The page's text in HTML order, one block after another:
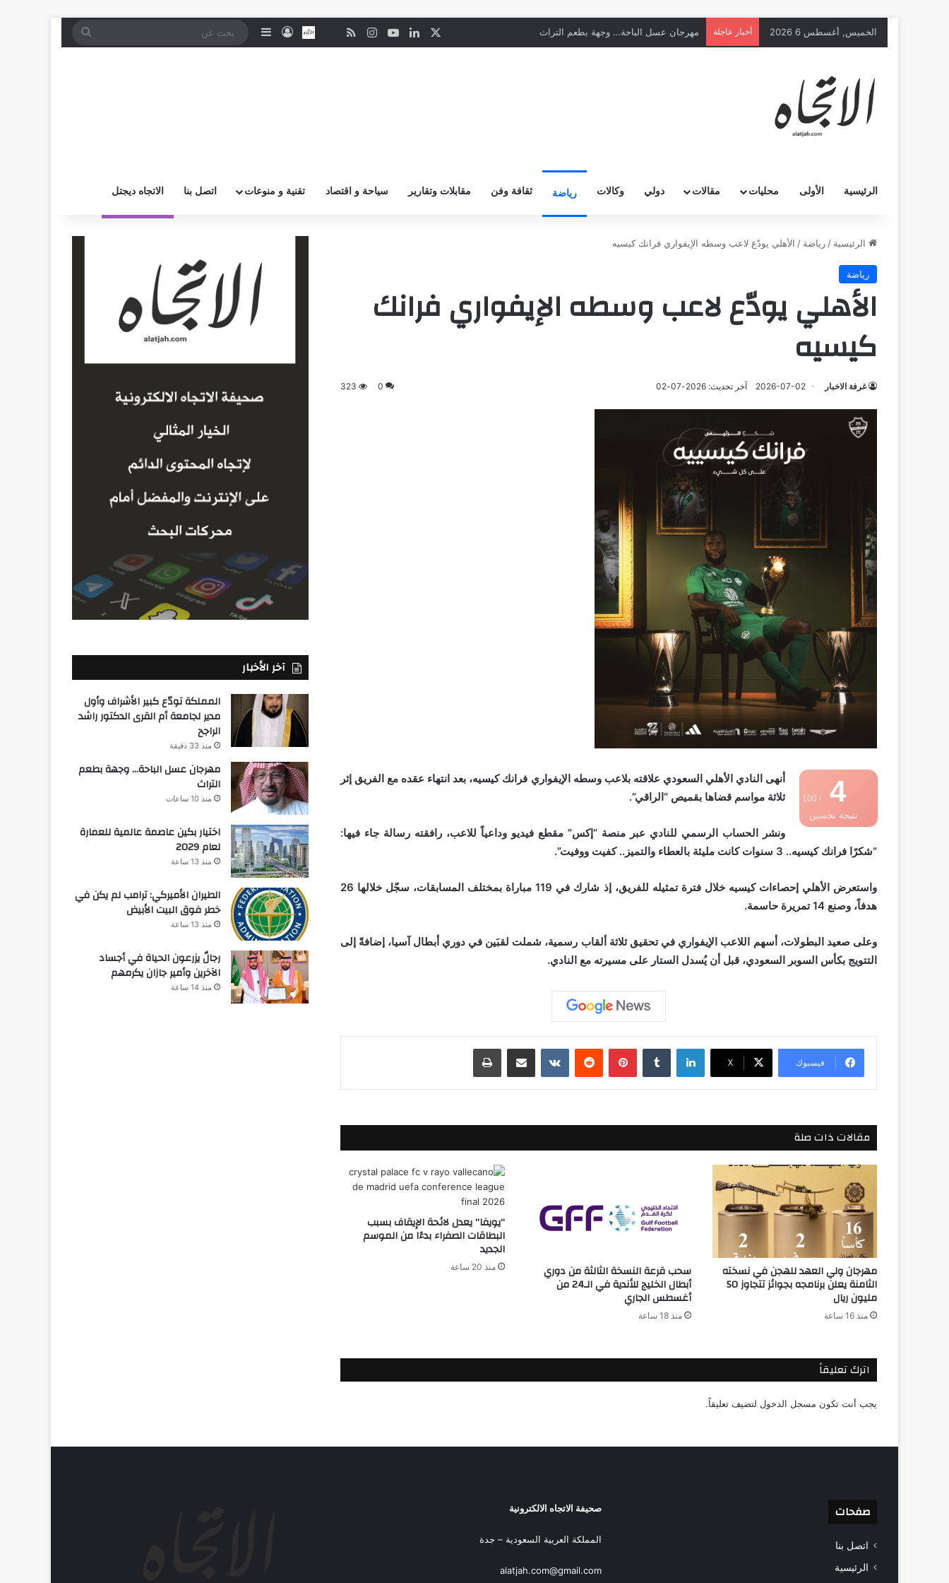
الخميس, أغسطس 6 2026 أخبار عاجلة مهرجان عسل الباحة… وجهة بطعم التراث لينكدإن‫YouTube
انستقرامملخص الموقع RSS
نبض اتصل بــنـا
تسجيل الدخول
إضافة عمود جانبي
بحث
الرئيسية الأولى محليات مقالات دولي وكالات رياضة ثقافة وفن مقابلات وتقارير سياحة و اقتصاد تقنية و منوعات اتصل بنا الاتجاه ديجتل
الرئيسية / رياضة / الأهلي يودّع لاعب وسطه الإيفواري فرانك كيسيه
رياضة
الأهلي يودّع لاعب وسطه الإيفواري فرانك
كيسيه
غرفة الاخبار 2026-07-02 آخر تحديث: 2026-07-02 0
323
4
/ 100
نتيجة تحسين
أنهى النادي الأهلي السعودي علاقته بلاعب وسطه الإيفواري فرانك كيسيه، بعد انتهاء عقده مع الفريق إثر
ثلاثة مواسم قضاها بقميص “الراقي”.
ونشر الحساب الرسمي للنادي عبر منصة “إكس” مقطع فيديو وداعياً للاعب، رافقته رسالة جاء فيها:
“شكرًا فرانك كيسيه.. 3 سنوات كانت مليئة بالعطاء والتميز.. كفيت ووفيت”.
واستعرض الأهلي إحصاءات كيسيه خلال فترة تمثيله للفريق، إذ شارك في 119 مباراة بمختلف المسابقات، سجّل خلالها 26
هدفاً، وصنع 14 تمريرة حاسمة.
وعلى صعيد البطولات، أسهم اللاعب الإيفواري في تحقيق ثلاثة ألقاب رسمية، شملت لقبَين في دوري أبطال آسيا، إضافةً إلى
التتويج بكأس السوبر السعودي، قبل أن يُسدل الستار على مسيرته مع النادي.
فيسبوك ‫X
لينكدإن بينتيريست مشاركة عبر البريد طباعة
مقالات ذات صلة
مهرجان ولي العهد للهجن في نسخته
الثامنة يعلن برنامجه بجوائز تتجاوز 50
مليون ريال
منذ 16 ساعة
سحب قرعة النسخة الثالثة من دوري
أبطال الخليج للأندية في الـ24 من
أغسطس الجاري
منذ 18 ساعة
“يويفا” يعدل لائحة الإيقاف بسبب
البطاقات الصفراء بدءًا من الموسم
الجديد
منذ 20 ساعة
اترك تعليقاً
يجب أنت تكون مسجل الدخول لتضيف تعليقاً.
آخر الأخبار
المملكة تودّع كبير الأشراف وأول
مدير لجامعة أم القرى الدكتور راشد
الراجح
منذ 33 دقيقة
مهرجان عسل الباحة… وجهة بطعم
التراث
منذ 10 ساعات
اختيار بكين عاصمة عالمية للعمارة
لعام 2029
منذ 13 ساعة
الطيران الأميركي: ترامب لم يكن في
خطر فوق البيت الأبيض
منذ 13 ساعة
رجالٌ يزرعون الحياة في أجساد
الآخرين وأمير جازان يكرمهم
منذ 14 ساعة
صفحات
اتصل بنا
الرئيسية
صحيفة الاتجاه الالكترونية
المملكة العربية السعودية – جدة
alatjah.com@gmail.com